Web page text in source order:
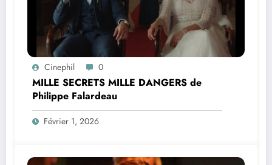
Cinephil 0
MILLE SECRETS MILLE DANGERS de
Philippe Falardeau
Février 1, 2026